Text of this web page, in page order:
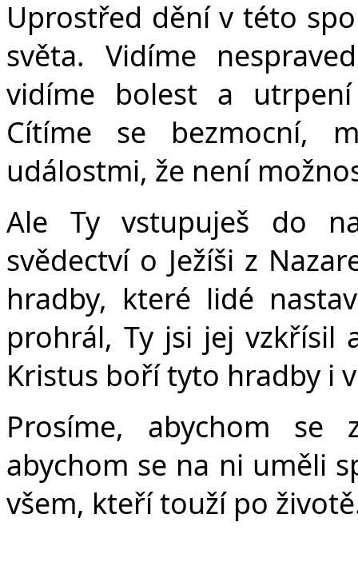
Uprostřed dění v této
světa. Vidíme
vidíme bolest a
Cítíme se bezmocní,
událostmi, že není
Ale Ty vstupuješ do
svědectví o Ježíši z
hradby, které lidé
prohrál, Ty jsi jej vzkřísil
Kristus boří tyto hradby i
Prosíme, abychom
abychom se na ni uměli
všem, kteří touží po